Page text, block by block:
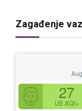
Zagađenje
27
US AQI+